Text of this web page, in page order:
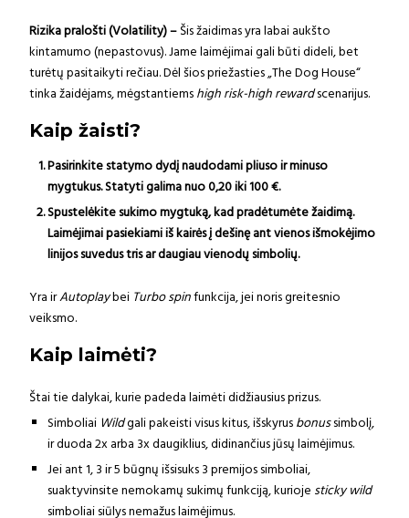
Rizika pralošti (Volatility) –Šis žaidimas yra labai aukšto
kintamumo (nepastovus). Jame laimėjimai gali būti dideli, bet
turėtų pasitaikyti rečiau. Dėl šios priežasties „The Dog House“
tinka žaidėjams, mėgstantiemshigh risk-high rewardscenarijus.
Kaip žaisti?
Pasirinkite statymo dydį naudodami pliuso ir minuso
mygtukus. Statyti galima nuo 0,20 iki 100 €.
Spustelėkite sukimo mygtuką, kad pradėtumėte žaidimą.
Laimėjimai pasiekiami iš kairės į dešinę ant vienos išmokėjimo
linijos suvedus tris ar daugiau vienodų simbolių.
Yra irAutoplaybei Turbo spinfunkcija, jei noris greitesnio
veiksmo.
Kaip laimėti?
Štai tie dalykai, kurie padeda laimėti didžiausius prizus.
Simboliai Wildgali pakeisti visus kitus, išskyrusbonussimbolį,
ir duoda 2x arba 3x daugiklius, didinančius jūsų laimėjimus.
Jei ant 1, 3 ir 5 būgnų išsisuks 3 premijos simboliai,
suaktyvinsite nemokamų sukimų funkciją, kurioje sticky wild
simboliai siūlys nemažus laimėjimus.